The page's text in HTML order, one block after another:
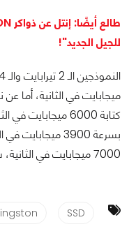
للجيل الجديد"!
بسرعة 3900
7000 ميجابايت في الثانية، سيتوافر
SSD